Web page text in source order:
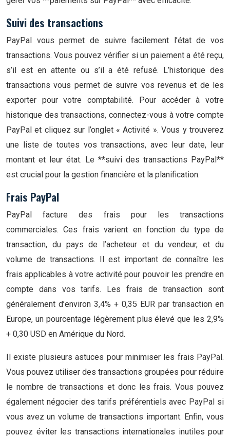
Suivi des transactions
PayPal vous permet de suivre facilement l’état de vos
transactions. Vous pouvez vérifier si un paiement a été reçu,
s’il est en attente ou s’il a été refusé. L’historique des
transactions vous permet de suivre vos revenus et de les
exporter pour votre comptabilité. Pour accéder à votre
historique des transactions, connectez-vous à votre compte
PayPal et cliquez sur l’onglet « Activité ». Vous y trouverez
une liste de toutes vos transactions, avec leur date, leur
montant et leur état. Le **suivi des transactions PayPal**
est crucial pour la gestion financière et la planification.
Frais PayPal
PayPal facture des frais pour les transactions
commerciales. Ces frais varient en fonction du type de
transaction, du pays de l’acheteur et du vendeur, et du
volume de transactions. Il est important de connaître les
frais applicables à votre activité pour pouvoir les prendre en
compte dans vos tarifs. Les frais de transaction sont
généralement d’environ 3,4% + 0,35 EUR par transaction en
Europe, un pourcentage légèrement plus élevé que les 2,9%
+ 0,30 USD en Amérique du Nord.
Il existe plusieurs astuces pour minimiser les frais PayPal.
Vous pouvez utiliser des transactions groupées pour réduire
le nombre de transactions et donc les frais. Vous pouvez
également négocier des tarifs préférentiels avec PayPal si
vous avez un volume de transactions important. Enfin, vous
pouvez éviter les transactions internationales inutiles pour